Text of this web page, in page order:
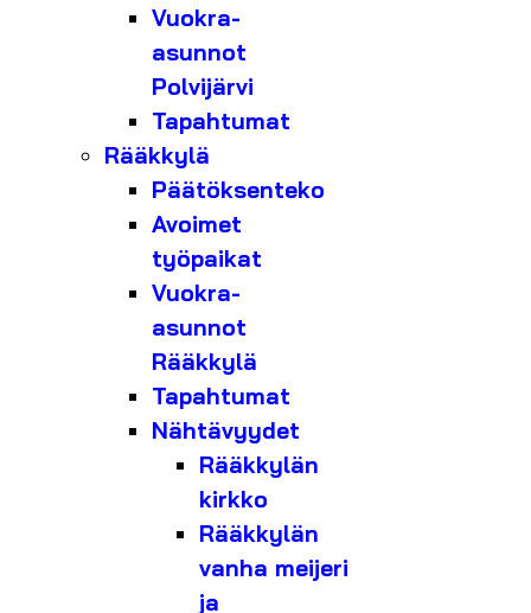
Vuokra-
asunnot
Polvijärvi
Tapahtumat
Rääkkylä
Päätöksenteko
Avoimet
työpaikat
Vuokra-
asunnot
Rääkkylä
Tapahtumat
Nähtävyydet
Rääkkylän
kirkko
Rääkkylän
vanha meijeri
ja